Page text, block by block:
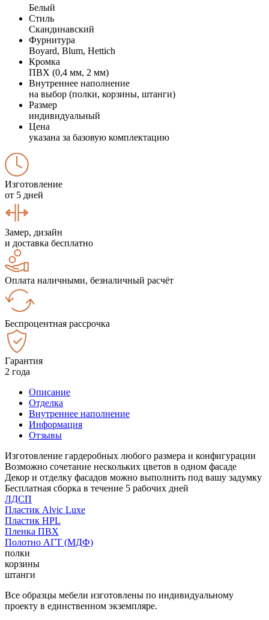
Белый
Стиль
Скандинавский
Фурнитура
Boyard, Blum, Hettich
Кромка
ПВХ (0,4 мм, 2 мм)
Внутреннее наполнение
на выбор (полки, корзины, штанги)
Размер
индивидуальный
Цена
указана за базовую комплектацию
Изготовление
от 5 дней
Замер, дизайн
и доставка бесплатно
Оплата наличными, безналичный расчёт
Беспроцентная рассрочка
Гарантия
2 года
Описание
Отделка
Внутреннее наполнение
Информация
Отзывы
Изготовление гардеробных любого размера и конфигурации
Возможно сочетание нескольких цветов в одном фасаде
Декор и отделку фасадов можно выполнить под вашу задумку
Бесплатная сборка в течение 5 рабочих дней
ЛДСП
Пластик Alvic Luxe
Пластик HPL
Пленка ПВХ
Полотно АГТ (МДФ)
полки
корзины
штанги
Все образцы мебели изготовлены по индивидуальному
проекту в единственном экземпляре.